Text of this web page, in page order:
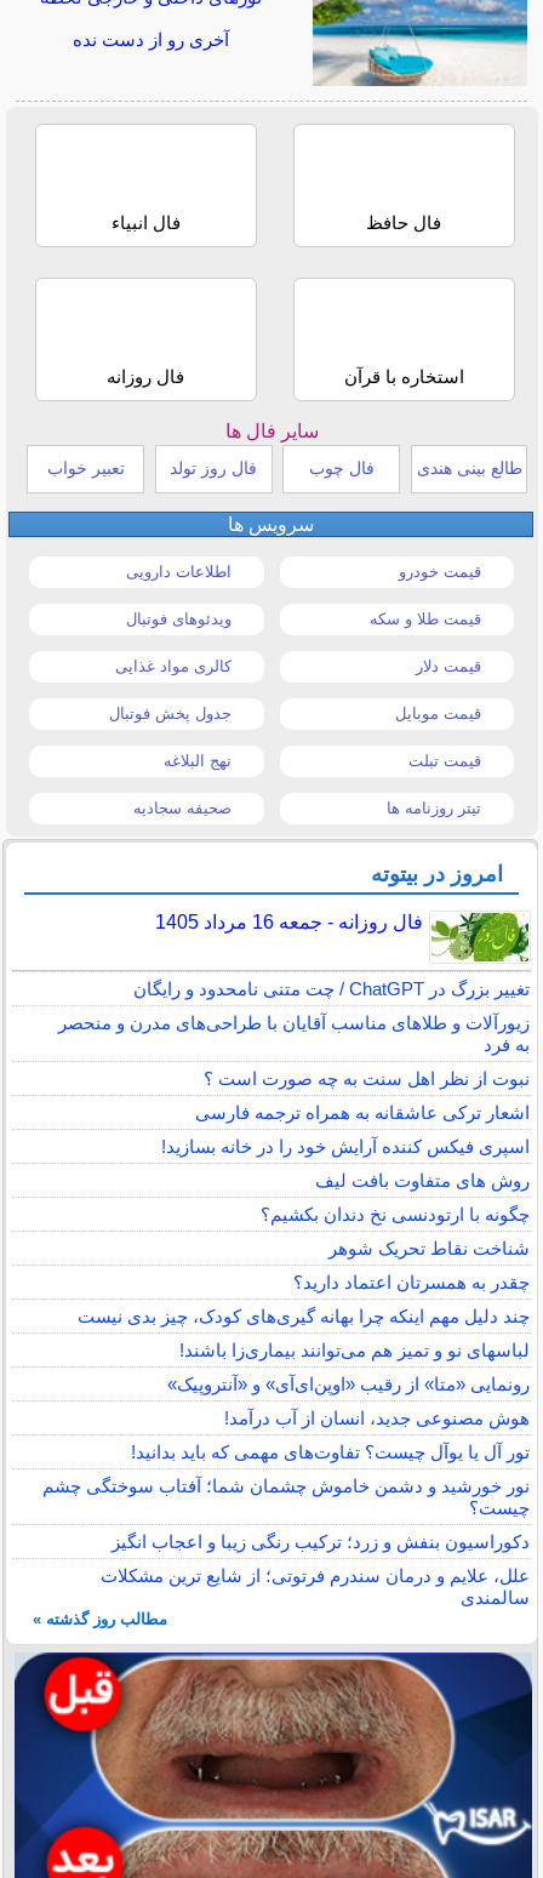
آخری رو از دست نده
فال حافظ فال انبیاء
استخاره با قرآن فال روزانه
سایر فال ها
طالع بینی هندی فال چوب فال روز تولد تعبیر خواب
سرویس ها
قیمت خودرو اطلاعات دارویی
قیمت طلا و سکه ویدئوهای فوتبال
قیمت دلار کالری مواد غذایی
قیمت موبایل جدول پخش فوتبال
قیمت تبلت نهج البلاغه
تیتر روزنامه ها صحیفه سجادیه
امروز در بیتوته
فال روزانه - جمعه 16 مرداد 1405
تغییر بزرگ در ChatGPT / چت متنی نامحدود و رایگان
زیورآلات و طلاهای مناسب آقایان با طراحی‌های مدرن و منحصر
به فرد
نبوت از نظر اهل سنت به چه صورت است ؟
اشعار ترکی عاشقانه به همراه ترجمه فارسی
اسپری فیکس کننده آرایش خود را در خانه بسازید!
روش های متفاوت بافت لیف
چگونه با ارتودنسی نخ دندان بکشیم؟
شناخت نقاط تحریک شوهر
چقدر به همسرتان اعتماد دارید؟
چند دلیل مهم اینکه چرا بهانه گیری‌های کودک، چیز بدی نیست
لباس‎های نو و تمیز هم می‌توانند بیماری‌زا باشند!
رونمایی «متا» از رقیب «اوپن‌ای‌آی» و «آنتروپیک»
هوش مصنوعی جدید، انسان از آب درآمد!
تور آل یا یوآل چیست؟ تفاوت‌های مهمی که باید بدانید!
نور خورشید و دشمن خاموش چشمان شما؛ آفتاب سوختگی چشم
چیست؟
دکوراسیون بنفش و زرد؛ ترکیب رنگی زیبا و اعجاب انگیز
علل، علایم و درمان سندرم فرتوتی؛ از شایع ترین مشکلات
سالمندی
مطالب روز گذشته »